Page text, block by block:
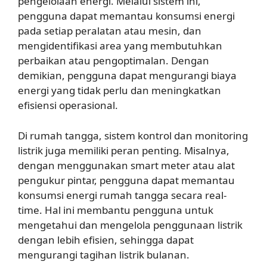
pengguna dapat memantau konsumsi energi
pada setiap peralatan atau mesin, dan
mengidentifikasi area yang membutuhkan
perbaikan atau pengoptimalan. Dengan
demikian, pengguna dapat mengurangi biaya
energi yang tidak perlu dan meningkatkan
efisiensi operasional.
Di rumah tangga, sistem kontrol dan monitoring
listrik juga memiliki peran penting. Misalnya,
dengan menggunakan smart meter atau alat
pengukur pintar, pengguna dapat memantau
konsumsi energi rumah tangga secara real-
time. Hal ini membantu pengguna untuk
mengetahui dan mengelola penggunaan listrik
dengan lebih efisien, sehingga dapat
mengurangi tagihan listrik bulanan.